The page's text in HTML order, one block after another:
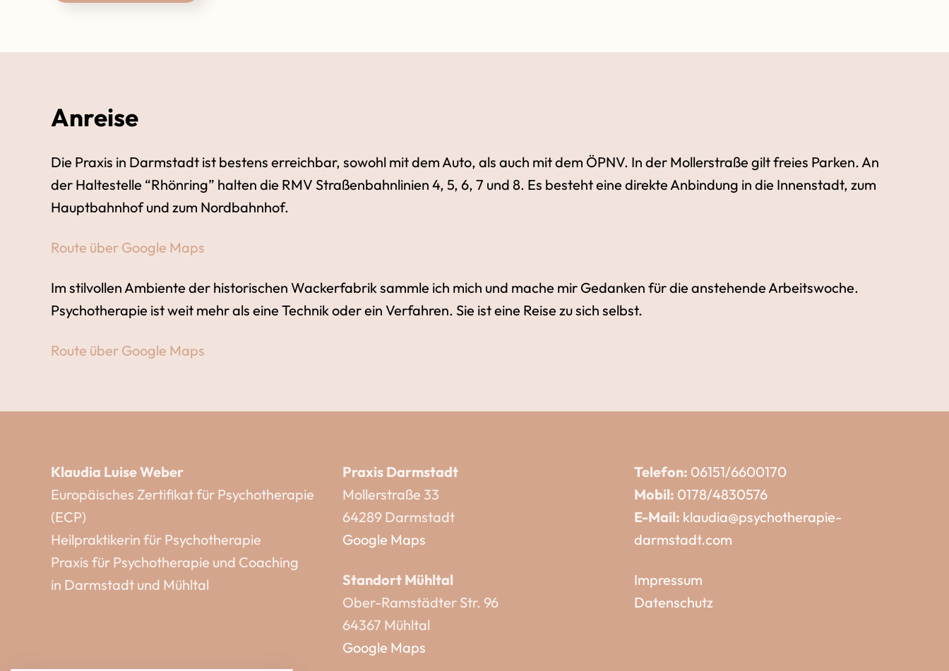
Anreise
Die Praxis in Darmstadt ist bestens erreichbar, sowohl mit dem Auto, als auch mit dem ÖPNV. In der Mollerstraße gilt freies Parken. An
der Haltestelle “Rhönring” halten die RMV Straßenbahnlinien 4, 5, 6, 7 und 8. Es besteht eine direkte Anbindung in die Innenstadt, zum
Hauptbahnhof und zum Nordbahnhof.
Route über Google Maps
Im stilvollen Ambiente der historischen Wackerfabrik sammle ich mich und mache mir Gedanken für die anstehende Arbeitswoche.
Psychotherapie ist weit mehr als eine Technik oder ein Verfahren. Sie ist eine Reise zu sich selbst.
Route über Google Maps
Klaudia Luise Weber
Europäisches Zertifikat für Psychotherapie
(ECP)
Heilpraktikerin für Psychotherapie
Praxis für Psychotherapie und Coaching
in Darmstadt und Mühltal
Praxis Darmstadt
Mollerstraße 33
64289 Darmstadt
Google Maps
Standort Mühltal
Ober-Ramstädter Str. 96
64367 Mühltal
Google Maps
Telefon: 06151/6600170
Mobil: 0178/4830576
E-Mail: klaudia@psychotherapie-
darmstadt.com
Impressum
Datenschutz